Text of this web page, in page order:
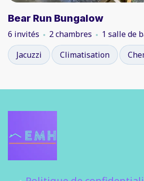
Bear Run Bungalow
6 invités 2 chambres
1 salle de
Jacuzzi
Climatisation